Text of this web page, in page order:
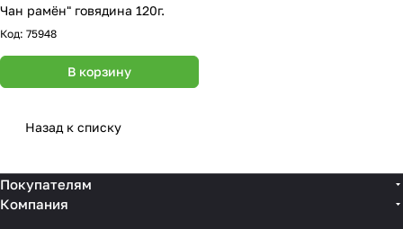
Чан рамён" говядина 120г.
Код: 75948
В корзину
Назад к списку
Покупателям
Компания